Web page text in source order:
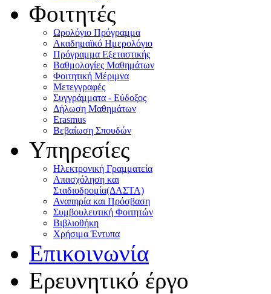
Φοιτητές
Ωρολόγιο Πρόγραμμα
Ακαδημαϊκό Ημερολόγιο
Πρόγραμμα Εξεταστικής
Βαθμολογίες Μαθημάτων
Φοιτητική Μέριμνα
Μετεγγραφές
Συγγράμματα - Εύδοξος
Δήλωση Μαθημάτων
Erasmus
Βεβαίωση Σπουδών
Υπηρεσίες
Ηλεκτρονική Γραμματεία
Απασχόληση και
Σταδιοδρομία(ΔΑΣΤΑ)
Αναπηρία και Πρόσβαση
Συμβουλευτική Φοιτητών
Βιβλιοθήκη
Χρήσιμα Έντυπα
Επικοινωνία
Ερευνητικό έργο